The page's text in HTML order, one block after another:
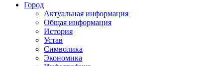
Город
Актуальная информация
Общая информация
История
Устав
Символика
Экономика